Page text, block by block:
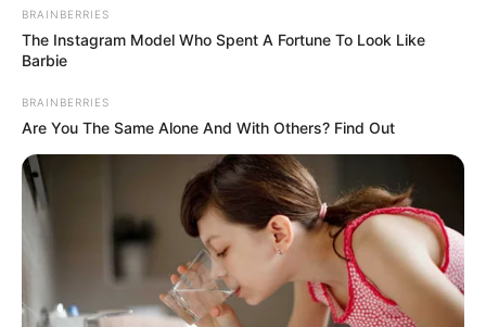
Citra Kirana
3
fans love
VOTE
Tanggal Lahir: Tempat Lahir:
BRAINBERRIES
The Instagram Model Who Spent A Fortune To Look Like
Barbie
BRAINBERRIES
Are You The Same Alone And With Others? Find Out